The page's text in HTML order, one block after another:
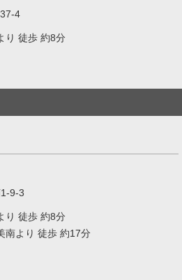
4
り 徒歩 約8分
9-3
り 徒歩 約8分
南より 徒歩 約17分